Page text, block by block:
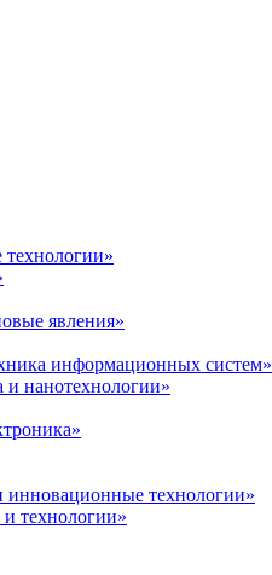
технологии»
явления»
информационных систем»
и нанотехнологии»
инновационные технологии»
технологии»